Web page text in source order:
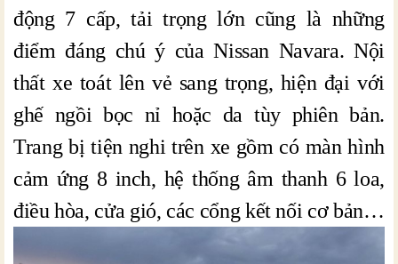
động 7 cấp, tải trọng lớn cũng là những
điểm đáng chú ý của Nissan Navara. Nội
thất xe toát lên vẻ sang trọng, hiện đại với
ghế ngồi bọc nỉ hoặc da tùy phiên bản.
Trang bị tiện nghi trên xe gồm có màn hình
cảm ứng 8 inch, hệ thống âm thanh 6 loa,
điều hòa, cửa gió, các cổng kết nối cơ bản…